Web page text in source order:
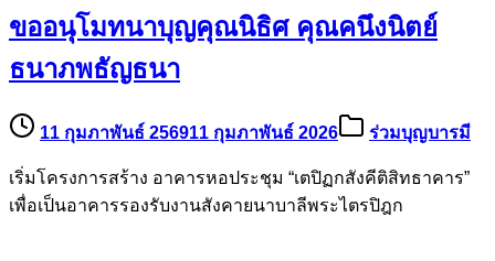
ขออนุโมทนาบุญคุณนิธิศ คุณคนึงนิตย์
ธนาภพธัญธนา
11 กุมภาพันธ์ 256911 กุมภาพันธ์ 2026 ร่วมบุญบารมี
เริ่มโครงการสร้าง อาคารหอประชุม “เตปิฏกสังคีติสิทธาคาร”
เพื่อเป็นอาคารรองรับงานสังคายนาบาลีพระไตรปิฎก